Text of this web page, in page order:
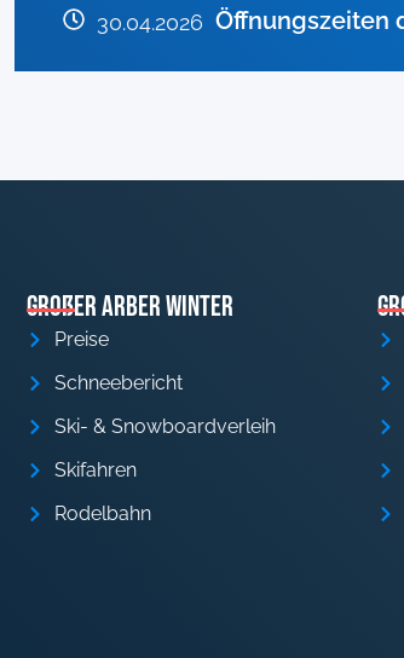
30.04.2026 Öffnungszeiten
Anlagen im
Rodelbahn
Großer Arber Winter
Preise
Schneebericht
Ski- & Snowboardverleih
Skifahren
Rodelbahn